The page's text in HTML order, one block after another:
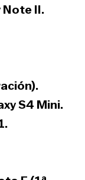
Note II.
S4 Mini.